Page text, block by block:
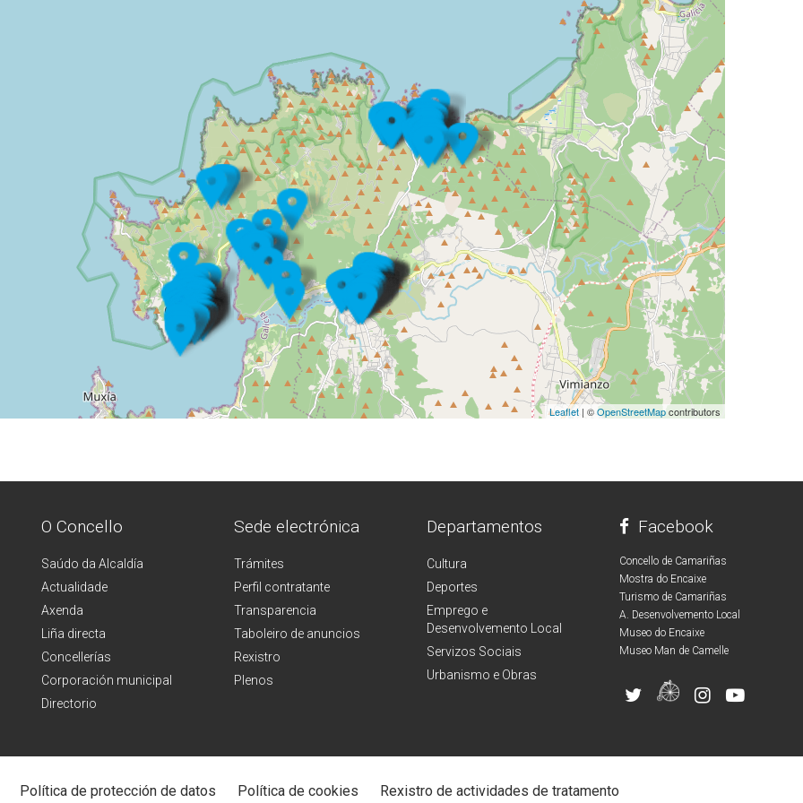
Leaflet | ©OpenStreetMapcontributors
O Concello
Saúdo da Alcaldía
Actualidade
Axenda
Liña directa
Concellerías
Corporación municipal
Directorio
Sede electrónica
Trámites
Perfil contratante
Transparencia
Taboleiro de anuncios
Rexistro
Plenos
Departamentos
Cultura
Deportes
Emprego e
Desenvolvemento Local
Servizos Sociais
Urbanismo e Obras
Facebook
Concello de Camariñas
Mostra do Encaixe
Turismo de Camariñas
A. Desenvolvemento Local
Museo do Encaixe
Museo Man de Camelle
Política de protección de datos Política de cookies Rexistro de actividades de tratamento